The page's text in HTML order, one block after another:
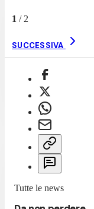
1 / 2
SUCCESSIVA
Tutte le news